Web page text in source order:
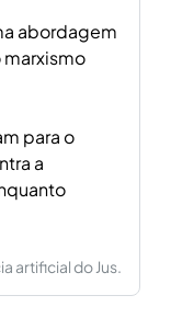
abordagem
para o
a
artificial do Jus.